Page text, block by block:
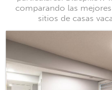
comparando las
sitios de casas